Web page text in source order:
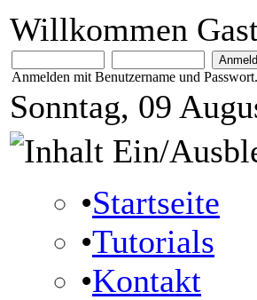
Willkommen
Anmelden mit Benutzername und Passwort.
Sonntag, 09
•Startseite
•Tutorials
•Kontakt